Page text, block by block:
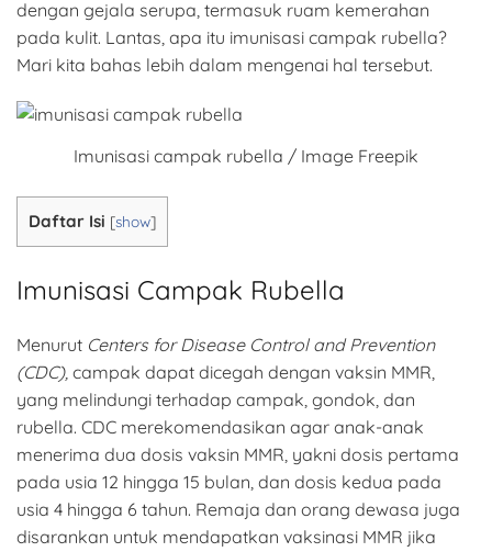
dengan gejala serupa, termasuk ruam kemerahan
pada kulit. Lantas, apa itu imunisasi campak rubella?
Mari kita bahas lebih dalam mengenai hal tersebut.
Imunisasi campak rubella / Image Freepik
Daftar Isi [show]
Imunisasi Campak Rubella
Menurut Centers for Disease Control and Prevention
(CDC), campak dapat dicegah dengan vaksin MMR,
yang melindungi terhadap campak, gondok, dan
rubella. CDC merekomendasikan agar anak-anak
menerima dua dosis vaksin MMR, yakni dosis pertama
pada usia 12 hingga 15 bulan, dan dosis kedua pada
usia 4 hingga 6 tahun. Remaja dan orang dewasa juga
disarankan untuk mendapatkan vaksinasi MMR jika